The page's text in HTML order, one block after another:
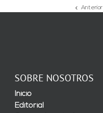
Anterior
SOBRE NOSOTROS
Inicio
Editorial